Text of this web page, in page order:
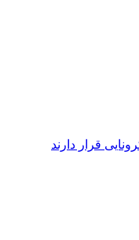
قرار دارند